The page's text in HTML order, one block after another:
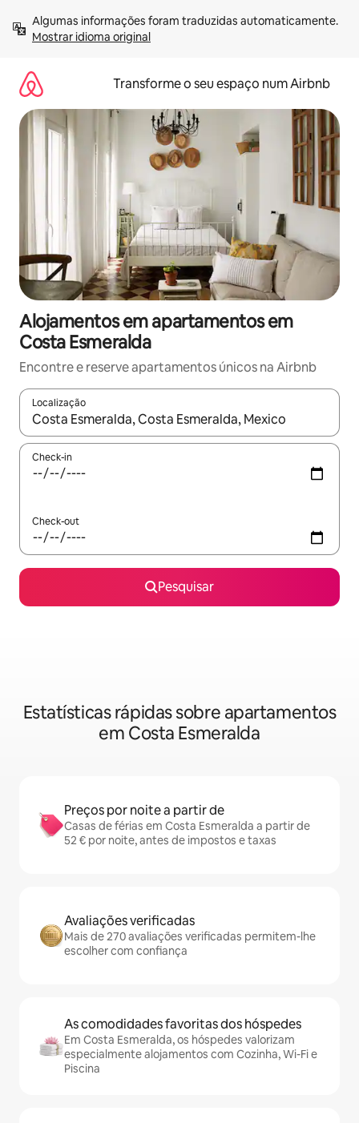
para
Mostrar idioma original
Transforme o seu espaço num Airbnb
Alojamentos em apartamentos em
Costa Esmeralda
Encontre e reserve apartamentos únicos na Airbnb
Localização
Quando os resultados estiverem disponíveis, navegue com
Check-in
Check-out
Pesquisar
Estatísticas rápidas sobre apartamentos
em Costa Esmeralda
Preços por noite a partir de
Casas de férias em Costa Esmeralda a partir de
52 € por noite, antes de impostos e taxas
Avaliações verificadas
Mais de 270 avaliações verificadas permitem-lhe
escolher com confiança
As comodidades favoritas dos hóspedes
Em Costa Esmeralda, os hóspedes valorizam
especialmente alojamentos com Cozinha, Wi-Fi e
Piscina